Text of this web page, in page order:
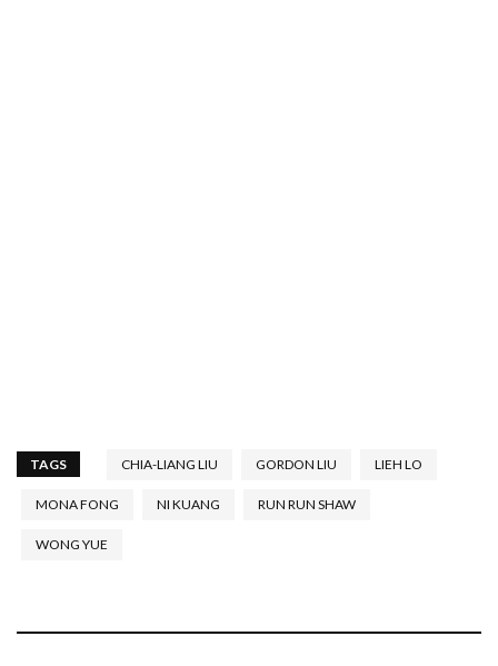
TAGS CHIA-LIANG LIU GORDON LIU LIEH LO
MONA FONG NI KUANG RUN RUN SHAW
WONG YUE